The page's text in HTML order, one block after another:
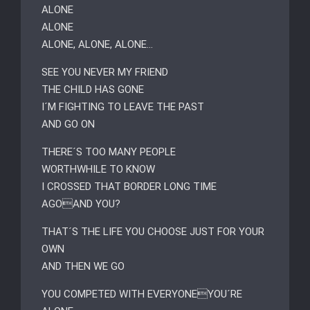
ALONE
ALONE
ALONE, ALONE, ALONE…
SEE YOU NEVER MY FRIEND
THE CHILD HAS GONE
I´M FIGHTING TO LEAVE THE PAST
AND GO ON
THERE´S TOO MANY PEOPLE
WORTHWHILE TO KNOW
I CROSSED THAT BORDER LONG TIME
AGOAND YOU?
THAT´S THE LIFE YOU CHOOSE JUST FOR YOUR
OWN
AND THEN WE GO
YOU COMPETED WITH EVERYONEYOU´RE